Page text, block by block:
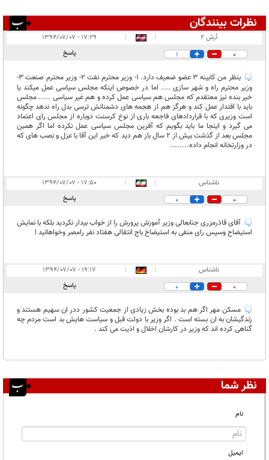
نظرات بینندگان
در انتظار بررسی:
آرش 2 |
|
۱۷:۲۹ - ۱۳۹۴/۰۷/۰۷
0
1 پاسخ
بنظر من کابینه 3 عضو ضعیف دارد. 1- وزیر محترم نفت 2- وزیر محترم صنعت 3-
وزیر محترم راه و شهر سازی .... اما در خصوص اینکه مجلس سیاسی عمل میکند یا
خیر بنده نیز معتقدم که مجلس هم سیاسی عمل کرده و هم غیر سیاسی ..... مجلس
باید با اقتدار عمل کند و هرگز هم از هجمه های دشمنانش ترسی بدل راه ندهد چگونه
است وزیری که با قراردادهای فاجعه باری از نوع کرسنت دوباره از مجلس رای اعتماد
می گیرد و اینجا ما باید بگویم که آفرین مجلس سیاسی عمل نکرده اما اگر همین
مجلس بعد از گذشت بیش از 2 سال باز هم دید که خیر این آقا با عزل و نصب های که
در وزارتخانه انجام داده........
ناشناس |
|
۱۷:۵۰ - ۱۳۹۴/۰۷/۰۷
0
0 پاسخ
آقای قاذرمزری جنابعالی وزیر آموزش پرورش را از خواب بیدار نکردید بلکه با نمایش
استیضاح وسپس رای منفی به استیضاخ باج انتقالی هفتاد نفر رامصر وخواهانید ا
ناشناس |
|
۱۹:۱۷ - ۱۳۹۴/۰۷/۰۷
0
0 پاسخ
مسکن مهر اگر هم بد بوده بخش زیادی از جمعیت کشور ددر ان سهیم هستند و
زندگیشان به ان بسته است . اگر وزیر با دولت قبل و سیاست هایش بد است مردم چه
گناهی کرده اند که وزیر در کارشان اخلال و اذیت می کند .
نظر شما
نام
ایمیل